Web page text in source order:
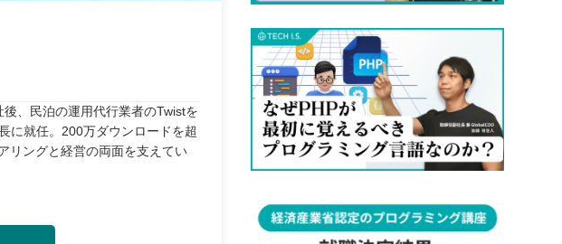
、民泊の運用代行業者のTwistを
に就任。200万ダウンロードを超
リングと経営の両面を支えてい